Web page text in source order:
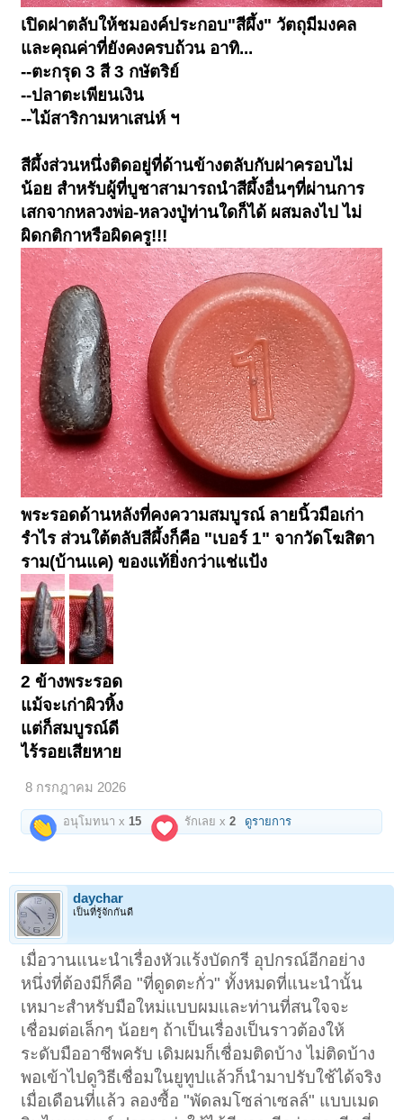
เปิดฝาตลับให้ชมองค์ประกอบ"สีผึ้ง" วัตถุมีมงคล
และคุณค่าที่ยังคงครบถ้วน อาทิ...
--ตะกรุด 3 สี 3 กษัตริย์
--ปลาตะเพียนเงิน
--ไม้สาริกามหาเสน่ห์ ฯ
สีผึ้งส่วนหนึ่งติดอยู่ที่ด้านข้างตลับกับฝาครอบไม่
น้อย สำหรับผู้ที่บูชาสามารถนำสีผึ้งอื่นๆที่ผ่านการ
เสกจากหลวงพ่อ-หลวงปู่ท่านใดก็ได้ ผสมลงไป ไม่
ผิดกติกาหรือผิดครู!!!
พระรอดด้านหลังที่คงความสมบูรณ์ ลายนิ้วมือเก่า
รำไร ส่วนใต้ตลับสีผึ้งก็คือ "เบอร์ 1" จากวัดโฆสิตา
ราม(บ้านแค) ของแท้ยิ่งกว่าแช่แป้ง
2 ข้างพระรอด
แม้จะเก่าผิวหิ้ง
แต่ก็สมบูรณ์ดี
ไร้รอยเสียหาย
8 กรกฎาคม 2026
อนุโมทนา x 15 รักเลย x2 ดูรายการ
daychar
เป็นที่รู้จักกันดี
เมื่อวานแนะนำเรื่องหัวแร้งบัดกรี อุปกรณ์อีกอย่าง
หนึ่งที่ต้องมีก็คือ "ที่ดูดตะกั่ว" ทั้งหมดที่แนะนำนั้น
เหมาะสำหรับมือใหม่แบบผมและท่านที่สนใจจะ
เชื่อมต่อเล็กๆ น้อยๆ ถ้าเป็นเรื่องเป็นราวต้องให้
ระดับมืออาชีพครับ เดิมผมก็เชื่อมติดบ้าง ไม่ติดบ้าง
พอเข้าไปดูวิธีเชื่อมในยูทูปแล้วก็นำมาปรับใช้ได้จริง
เมื่อเดือนที่แล้ว ลองซื้อ "พัดลมโซล่าเซลล์" แบบเมด